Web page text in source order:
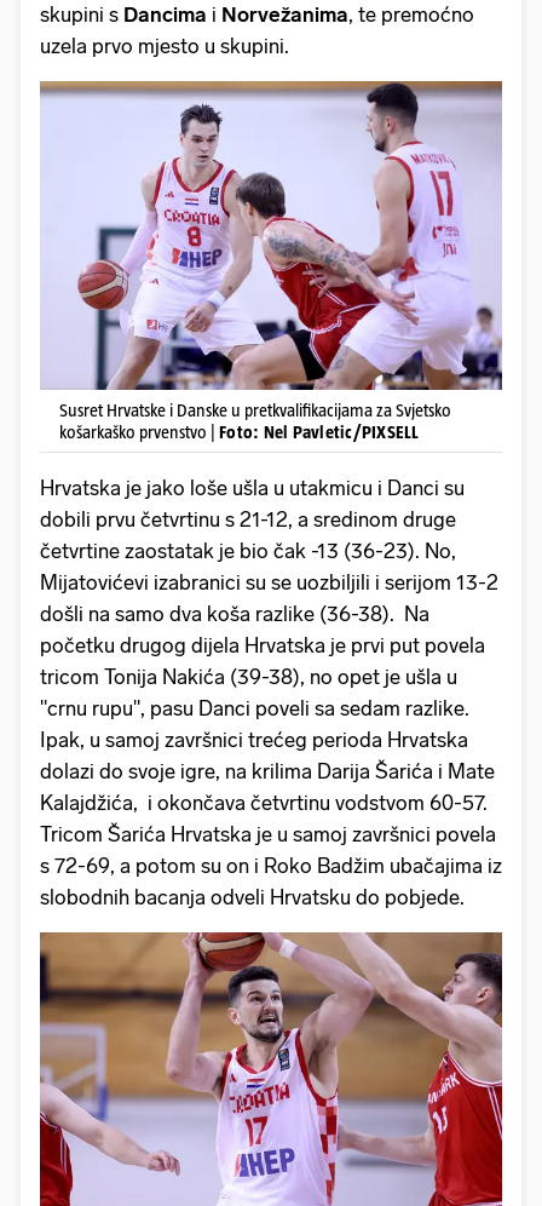
skupini s Dancima i Norvežanima, te premoćno
uzela prvo mjesto u skupini.
Susret Hrvatske i Danske u pretkvalifikacijama za Svjetsko
košarkaško prvenstvo | Foto: Nel Pavletic/PIXSELL
Hrvatska je jako loše ušla u utakmicu i Danci su
dobili prvu četvrtinu s 21-12, a sredinom druge
četvrtine zaostatak je bio čak -13 (36-23). No,
Mijatovićevi izabranici su se uozbiljili i serijom 13-2
došli na samo dva koša razlike (36-38). Na
početku drugog dijela Hrvatska je prvi put povela
tricom Tonija Nakića (39-38), no opet je ušla u
"crnu rupu", pasu Danci poveli sa sedam razlike.
Ipak, u samoj završnici trećeg perioda Hrvatska
dolazi do svoje igre, na krilima Darija Šarića i Mate
Kalajdžića, i okončava četvrtinu vodstvom 60-57.
Tricom Šarića Hrvatska je u samoj završnici povela
s 72-69, a potom su on i Roko Badžim ubačajima iz
slobodnih bacanja odveli Hrvatsku do pobjede.